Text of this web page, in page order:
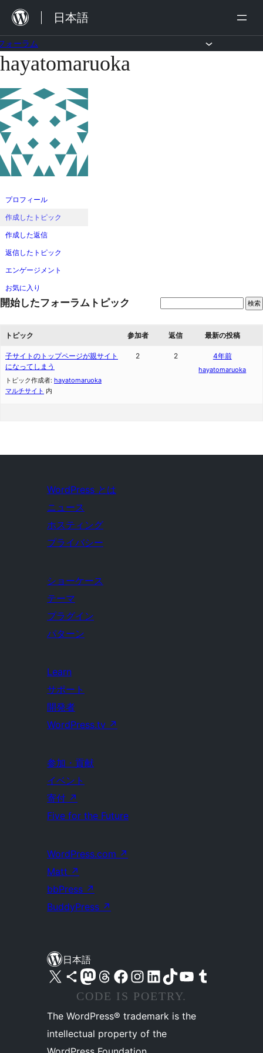
を
ス
ッ
プ
日本語
ォーラム
コ
テ
ン
ツ
ス
ッ
プ
hayatomaruoka
プロフィール
作成したトピック
作成した返信
返信したトピック
エンゲージメント
お気に入り
開始したフォーラムトピック
トピック 参加者 返信 最新の投稿
子サイトのトップページが親サイト
になってしまう
トピック作成者: hayatomaruoka
マルチサイト 内
2 2 4年前
hayatomaruoka
WordPress とは
ニュース
ホスティング
プライバシー
ショーケース
テーマ
プラグイン
パターン
Learn
サポート
開発者
WordPress.tv ↗
参加・貢献
イベント
寄付 ↗
Five for the Future
WordPress.com ↗
Matt ↗
bbPress ↗
BuddyPress ↗
日本語
X (旧 Twitter) アカウントへ Bluesky アカウントへ Mastodon アカウントへ Threads アカウントへ Facebook ページへ Instagram アカウントへ LinkedIn アカウントへTikTok アカウントへ YouTube チャンネルへ Tumblr アカウントへ
CODE IS POETRY.
The WordPress® trademark is the
intellectual property of the